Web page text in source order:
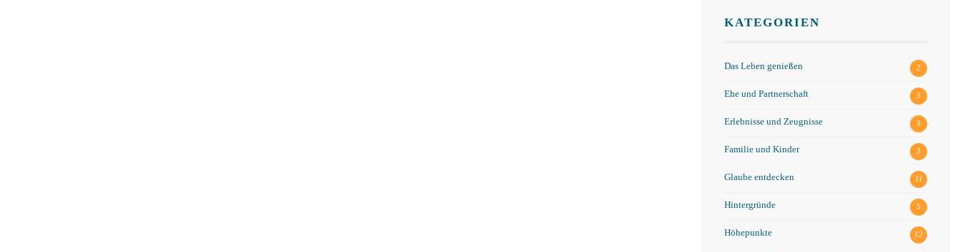
KATEGORIEN
Das Leben genießen 2
Ehe und Partnerschaft 3
Erlebnisse und Zeugnisse 3
Familie und Kinder 3
Glaube entdecken 11
Hintergründe 5
Höhepunkte 12